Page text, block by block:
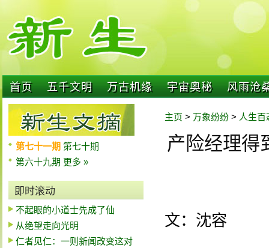
首页 五千文明 万古机缘 宇宙奥秘 风雨沧
第七十一期 第七十期
第六十九期 更多 »
即时滚动
不起眼的小道士先成了仙
从绝望走向光明
仁者见仁：一则新闻改变这对
主页 > 万象纷纷 > 人生百
产险经理得
文：沈容